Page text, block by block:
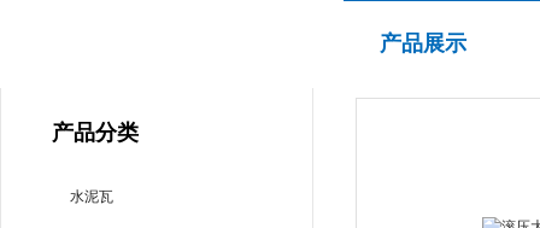
产品分类
水泥瓦
产品展示